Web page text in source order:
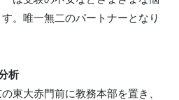
。唯一無二のパートナーとなり
析
東大赤門前に教務本部を置き、